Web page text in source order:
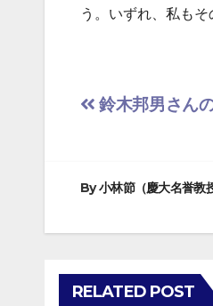
う。いずれ、私も
投
ナ
ー
鈴木邦男さん
By小林節（慶大名誉教
RELATED POST